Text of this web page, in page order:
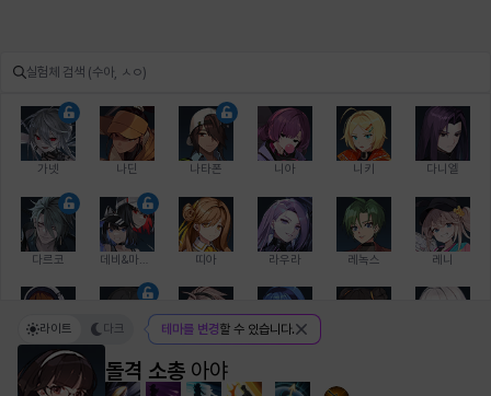
가넷 나딘 나타폰 니아 니키 다니엘
다르코 띠아 라우라 레녹스 레니
레온 루크 르노어
돌격 소총 아야
라이트 다크 테마를 변경할 수 있습니다.